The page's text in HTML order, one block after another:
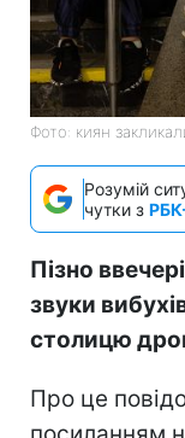
Фото: киян
Розумій
чутки з
Пізно
звуки
столицю
Про це